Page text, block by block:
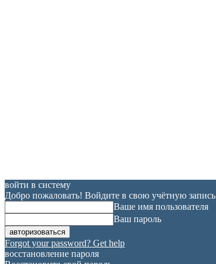
войти в систему
Добро пожаловать! Войдите в свою учётную запись
Ваше имя пользователя
Ваш пароль
Forgot your password? Get help
восстановление пароля